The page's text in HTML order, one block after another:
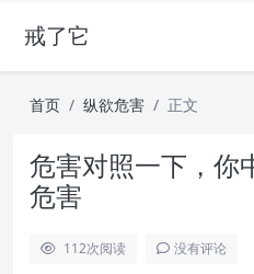
戒了它
首页 纵欲危害 正文
危害对照一下，你
危害
112次阅读 没有评论